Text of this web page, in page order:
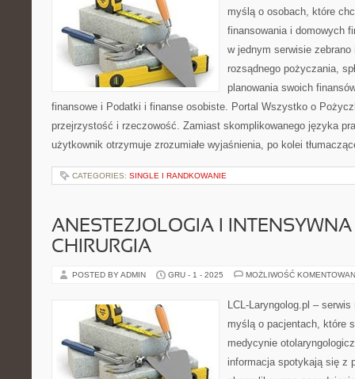
myślą o osobach, które
finansowania i domowych
w jednym serwisie
rozsądnego pożyczania,
planowania swoich
finansowe i Podatki i finanse osobiste. Portal Wszystko o
przejrzystość i rzeczowość. Zamiast skomplikowanego języka
użytkownik otrzymuje zrozumiałe wyjaśnienia, po kolei
CATEGORIES: SINGLE I RANDKOWANIE
ANESTEZJOLOGIA I
CHIRURGIA
POSTED BY ADMIN GRU - 1 - 2025 MOŻLIWOŚĆ
LCL-Laryngolog.pl –
myślą o pacjentach, które
medycynie
informacja spotykają się z